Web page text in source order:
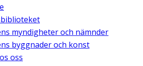
myndigheter och nämnder
byggnader och konst
oss